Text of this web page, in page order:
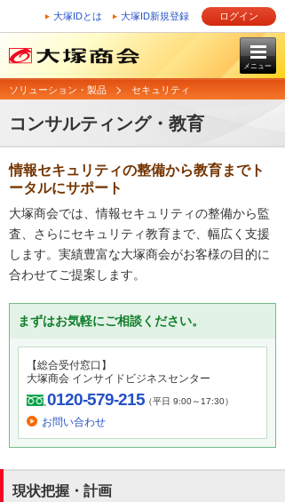
大塚IDとは 大塚ID新規登録 ログイン
メニュー
ソリューション・製品 セキュリティ
コンサルティング・教育
情報セキュリティの整備から教育までト
ータルにサポート
大塚商会では、情報セキュリティの整備から監
査、さらにセキュリティ教育まで、幅広く支援
します。実績豊富な大塚商会がお客様の目的に
合わせてご提案します。
まずはお気軽にご相談ください。
【総合受付窓口】
大塚商会 インサイドビジネスセンター
0120-579-215（平日 9:00～17:30）
お問い合わせ
現状把握・計画